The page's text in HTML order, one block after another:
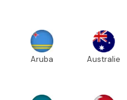
Aruba Australie